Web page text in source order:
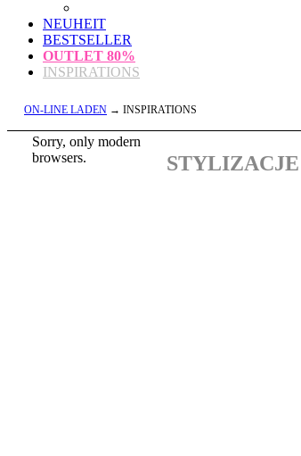
NEUHEIT
BESTSELLER
OUTLET 80%
INSPIRATIONS
ON-LINE LADEN → INSPIRATIONS
STYLIZACJE
Sorry, only modern
browsers.